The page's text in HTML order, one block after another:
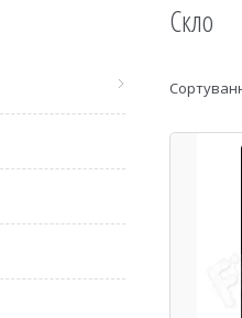
Скло